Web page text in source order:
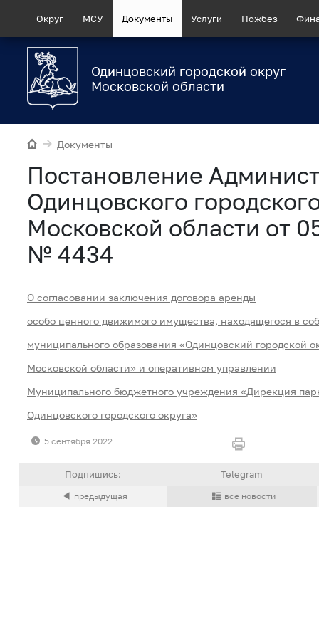
Округ МСУ Документы Услуги Пожбез
Одинцовский городской округ
Московской области
Документы
Постановление
Одинцовского
Московской области от
№ 4434
О согласовании заключения договора аренды
особо ценного движимого имущества, находящегося в
муниципального образования «Одинцовский городской
Московской области» и оперативном управлении
Муниципального бюджетного учреждения «Дирекция
Одинцовского городского округа»
5 сентября 2022